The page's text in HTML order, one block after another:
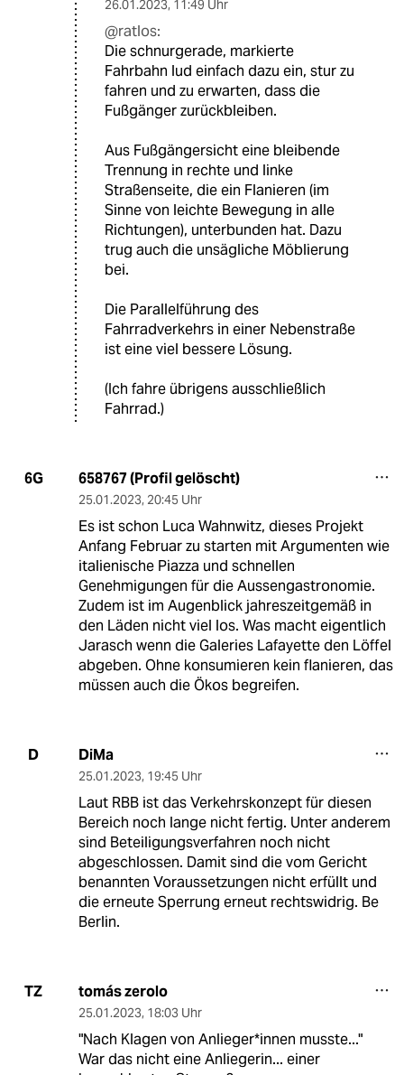
26.01.2023, 11:49 Uhr
@ratlos:
Die schnurgerade, markierte
Fahrbahn lud einfach dazu ein, stur zu
fahren und zu erwarten, dass die
Fußgänger zurückbleiben.
Aus Fußgängersicht eine bleibende
Trennung in rechte und linke
Straßenseite, die ein Flanieren (im
Sinne von leichte Bewegung in alle
Richtungen), unterbunden hat. Dazu
trug auch die unsägliche Möblierung
bei.
Die Parallelführung des
Fahrradverkehrs in einer Nebenstraße
ist eine viel bessere Lösung.
(Ich fahre übrigens ausschließlich
Fahrrad.)
6G 658767 (Profil gelöscht)
25.01.2023, 20:45 Uhr
Es ist schon Luca Wahnwitz, dieses Projekt
Anfang Februar zu starten mit Argumenten wie
italienische Piazza und schnellen
Genehmigungen für die Aussengastronomie.
Zudem ist im Augenblick jahreszeitgemäß in
den Läden nicht viel los. Was macht eigentlich
Jarasch wenn die Galeries Lafayette den Löffel
abgeben. Ohne konsumieren kein flanieren, das
müssen auch die Ökos begreifen.
D DiMa
25.01.2023, 19:45 Uhr
Laut RBB ist das Verkehrskonzept für diesen
Bereich noch lange nicht fertig. Unter anderem
sind Beteiligungsverfahren noch nicht
abgeschlossen. Damit sind die vom Gericht
benannten Voraussetzungen nicht erfüllt und
die erneute Sperrung erneut rechtswidrig. Be
Berlin.
TZ tomás zerolo
25.01.2023, 18:03 Uhr
"Nach Klagen von An­lie­ge­r*in­nen musste..."
War das nicht eine Anliegerin... einer